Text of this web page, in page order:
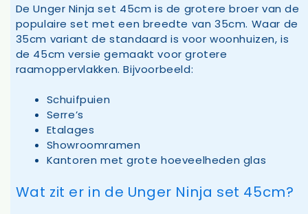
De Unger Ninja set 45cm is de grotere broer van de
populaire set met een breedte van 35cm. Waar de
35cm variant de standaard is voor woonhuizen, is
de 45cm versie gemaakt voor grotere
raamoppervlakken. Bijvoorbeeld:
Schuifpuien
Serre’s
Etalages
Showroomramen
Kantoren met grote hoeveelheden glas
Wat zit er in de Unger Ninja set 45cm?